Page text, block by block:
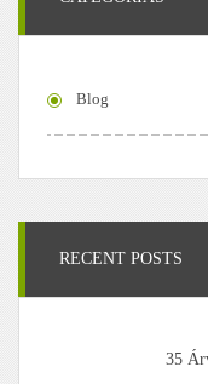
Blog
RECENT POSTS
35